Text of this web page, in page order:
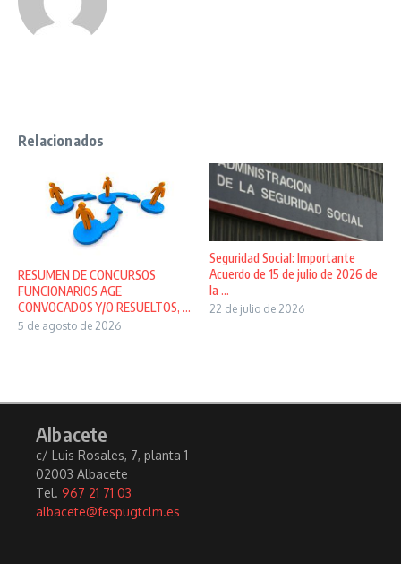
Relacionados
RESUMEN DE CONCURSOS
FUNCIONARIOS AGE
CONVOCADOS Y/O RESUELTOS, ...
5 de agosto de 2026
Seguridad Social: Importante
Acuerdo de 15 de julio de 2026 de
la ...
22 de julio de 2026
Albacete
c/ Luis Rosales, 7, planta 1
02003 Albacete
Tel. 967 21 71 03
albacete@fespugtclm.es